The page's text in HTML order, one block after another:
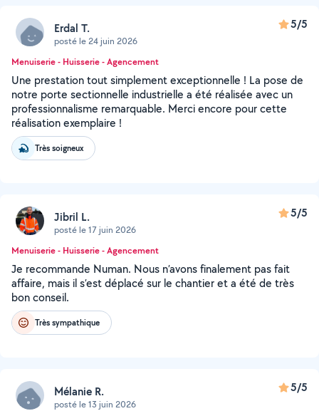
Erdal T.
posté le 24 juin 2026
5/5
Menuiserie - Huisserie - Agencement
Une prestation tout simplement exceptionnelle ! La pose de
notre porte sectionnelle industrielle a été réalisée avec un
professionnalisme remarquable. Merci encore pour cette
réalisation exemplaire !
Très soigneux
Jibril L.
posté le 17 juin 2026
5/5
Menuiserie - Huisserie - Agencement
Je recommande Numan. Nous n’avons finalement pas fait
affaire, mais il s’est déplacé sur le chantier et a été de très
bon conseil.
Très sympathique
Mélanie R.
posté le 13 juin 2026
5/5